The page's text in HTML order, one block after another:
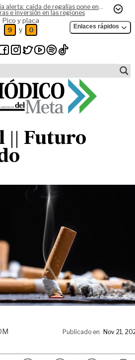
alerta: caída de regalías pone en
e inversión en las regiones
Pico y placa
9 y 0 Enlaces rápidos
|| Futuro
Publicado en Nov 21,